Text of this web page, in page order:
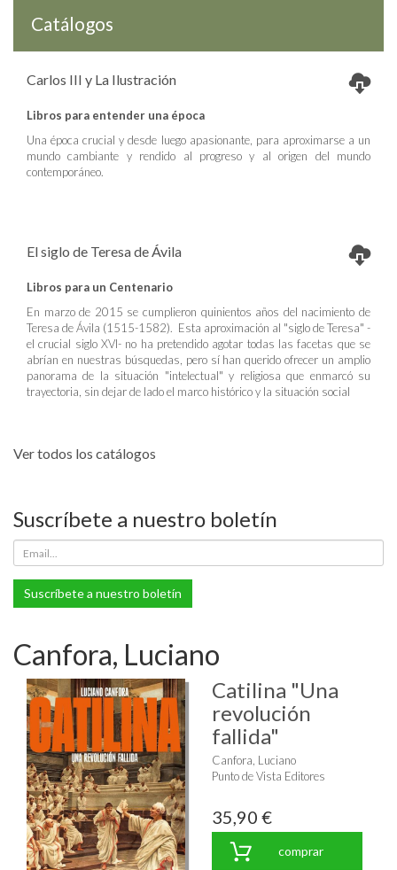
Catálogos
Carlos III y La Ilustración
Libros para entender una época
Una época crucial y desde luego apasionante, para aproximarse a un
mundo cambiante y rendido al progreso y al origen del mundo
contemporáneo.
El siglo de Teresa de Ávila
Libros para un Centenario
En marzo de 2015 se cumplieron quinientos años del nacimiento de
Teresa de Ávila (1515-1582). Esta aproximación al "siglo de Teresa" -
el crucial siglo XVI- no ha pretendido agotar todas las facetas que se
abrían en nuestras búsquedas, pero sí han querido ofrecer un amplio
panorama de la situación "intelectual" y religiosa que enmarcó su
trayectoria, sin dejar de lado el marco histórico y la situación social
Ver todos los catálogos
Suscríbete a nuestro boletín
Suscríbete a nuestro boletín
Canfora, Luciano
Catilina "Una
revolución
fallida"
Canfora, Luciano
Punto de Vista Editores
35,90 €
comprar